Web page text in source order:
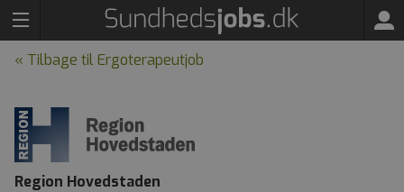
« Tilbage til Ergoterapeutjob
Region Hovedstaden